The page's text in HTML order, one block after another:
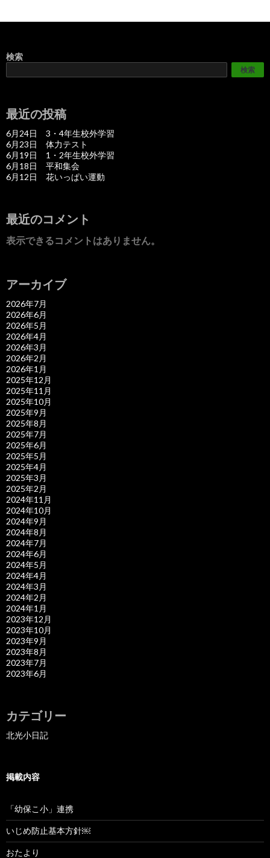
検索
検索
最近の投稿
6月24日 3・4年生校外学習
6月23日 体力テスト
6月19日 1・2年生校外学習
6月18日 平和集会
6月12日 花いっぱい運動
最近のコメント
表示できるコメントはありません。
アーカイブ
2026年7月
2026年6月
2026年5月
2026年4月
2026年3月
2026年2月
2026年1月
2025年12月
2025年11月
2025年10月
2025年9月
2025年8月
2025年7月
2025年6月
2025年5月
2025年4月
2025年3月
2025年2月
2024年11月
2024年10月
2024年9月
2024年8月
2024年7月
2024年6月
2024年5月
2024年4月
2024年3月
2024年2月
2024年1月
2023年12月
2023年10月
2023年9月
2023年8月
2023年7月
2023年6月
カテゴリー
北光小日記
掲載内容
「幼保こ小」連携
いじめ防止基本方針￼
おたより